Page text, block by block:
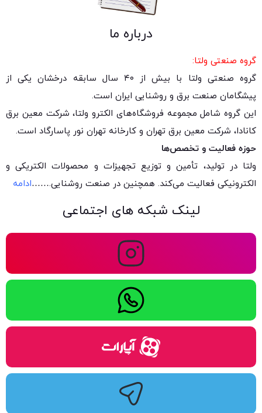
درباره ما
گروه صنعتی ولتا:
گروه صنعتی ولتا با بیش از ۴۰ سال سابقه درخشان یکی از
پیشگامان صنعت برق و روشنایی ایران است.
این گروه شامل مجموعه فروشگاه‌های الکترو ولتا، شرکت معین برق
کانادا، شرکت معین برق تهران و کارخانه تهران نور پاسارگاد است.
حوزه فعالیت و تخصص‌ها
ولتا در تولید، تأمین و توزیع تجهیزات و محصولات الکتریکی و
الکترونیکی فعالیت می‌کند. همچنین در صنعت روشنایی.……ادامه
لینک شبکه های اجتماعی